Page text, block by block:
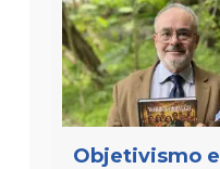
Objetivismo e